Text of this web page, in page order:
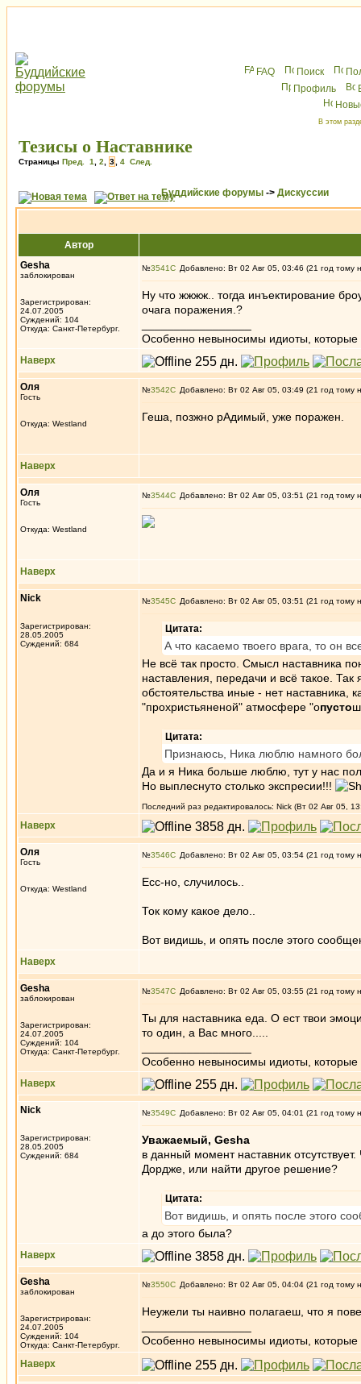
FAQ Поиск
Профиль
В этом
Тезисы о Наставнике
Страницы Пред. 1 2 3 4 След.
Буддийские форумы -> Дискуссии
Автор
Gesha
заблокирован
Зарегистрирован:
24.07.2005
Суждений: 104
Откуда: Санкт-Петербург.
№3541 Добавлено: Вт 02 Авг 05, 03:46 (21 год тому
Ну что жжжж.. тогда инъектирование
очага поражения.?
Особенно невыносимы идиоты, которые
Наверх
Оля
Гость
Откуда: Westland
№3542 Добавлено: Вт 02 Авг 05, 03:49 (21 год тому
Геша, позжно рАдимый, уже поражен.
Наверх
Оля
Гость
Откуда: Westland
№3544 Добавлено: Вт 02 Авг 05, 03:51 (21 год тому
Наверх
Nick
Зарегистрирован:
28.05.2005
Суждений: 684
№3545 Добавлено: Вт 02 Авг 05, 03:51 (21 год тому
Цитата:
А что касаемо твоего врага, то он
Не всё так просто. Смысл наставника
наставления, передачи и всё такое.
обстоятельства иные - нет наставника,
"прохристьяненой" атмосфере "опусто
Цитата:
Признаюсь, Ника люблю намного
Да и я Ника больше люблю, тут у нас
Но выплеснуто столько экспресии!!!
Последний раз редактировалось: Nick (Вт 02 Авг 05,
Наверх
Оля
Гость
Откуда: Westland
№3546 Добавлено: Вт 02 Авг 05, 03:54 (21 год тому
Есс-но, случилось..
Ток кому какое дело..
Вот видишь, и опять после этого
Наверх
Gesha
заблокирован
Зарегистрирован:
24.07.2005
Суждений: 104
Откуда: Санкт-Петербург.
№3547 Добавлено: Вт 02 Авг 05, 03:55 (21 год тому
Ты для наставника еда. О ест твои
то один, а Вас много.....
Особенно невыносимы идиоты, которые
Наверх
Nick
Зарегистрирован:
28.05.2005
Суждений: 684
№3549 Добавлено: Вт 02 Авг 05, 04:01 (21 год тому
Уважаемый, Gesha
в данный момент наставник
Дордже, или найти другое решение?
Цитата:
Вот видишь, и опять после этого
а до этого была?
Наверх
Gesha
заблокирован
Зарегистрирован:
24.07.2005
Суждений: 104
Откуда: Санкт-Петербург.
№3550 Добавлено: Вт 02 Авг 05, 04:04 (21 год тому
Неужели ты наивно полагаеш, что я
Особенно невыносимы идиоты, которые
Наверх